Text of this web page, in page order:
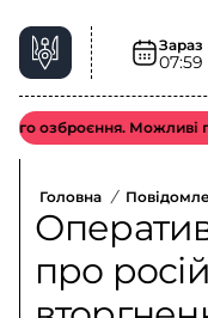
Зараз
07:59
Можливі
Головна /
про